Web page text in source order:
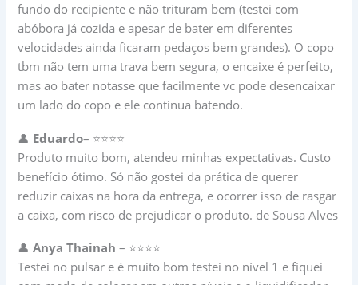
fundo do recipiente e não trituram bem (testei com
abóbora já cozida e apesar de bater em diferentes
velocidades ainda ficaram pedaços bem grandes). O copo
tbm não tem uma trava bem segura, o encaixe é perfeito,
mas ao bater notasse que facilmente vc pode desencaixar
um lado do copo e ele continua batendo.
👤 Eduardo– ⭐⭐⭐⭐
Produto muito bom, atendeu minhas expectativas. Custo
benefício ótimo. Só não gostei da prática de querer
reduzir caixas na hora da entrega, e ocorrer isso de rasgar
a caixa, com risco de prejudicar o produto. de Sousa Alves
👤Anya Thainah – ⭐⭐⭐⭐
Testei no pulsar e é muito bom testei no nível 1 e fiquei